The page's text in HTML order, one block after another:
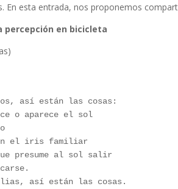
En esta entrada, nos proponemos
percepción en bicicleta
así están las cosas:
o aparece el sol
el iris familiar
presume al sol salir
así están las cosas.